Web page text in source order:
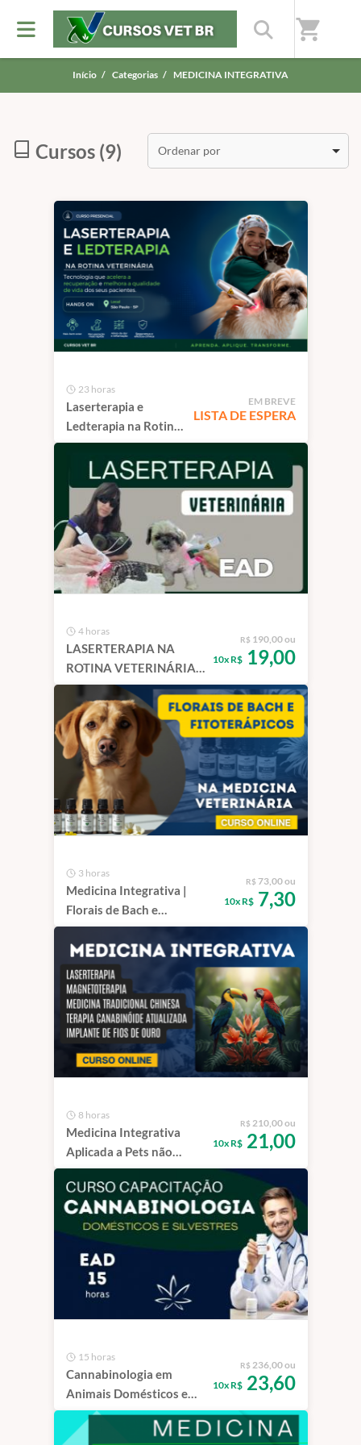
shopping_cart
Início / Categorias / MEDICINA INTEGRATIVA
Cursos (9) Ordenar por
23 horas
Laserterapia e
Ledterapia na Rotina
Veterinária | São
Paulo
EM BREVE
LISTA DE ESPERA
4 horas
LASERTERAPIA NA
ROTINA VETERINÁRIA -
Curso de Capacitação
EAD
R$ 190,00 ou
10x R$19,00
3 horas
Medicina Integrativa |
Florais de Bach e
Fitoterápicos na Rotina
Veterinária - Curso de
Capacitação EAD
R$ 73,00 ou
10x R$7,30
8 horas
Medicina Integrativa
Aplicada a Pets não
Convencionais - Curso
de Capacitação EAD
R$ 210,00 ou
10x R$21,00
15 horas
Cannabinologia em
Animais Domésticos e
Silvestres - Curso de
Capacitação EAD
R$ 236,00 ou
10x R$23,60